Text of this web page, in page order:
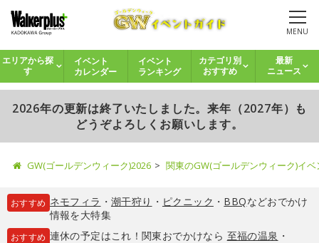
MENU
エリアから探
す
イベント
カレンダー
イベント
ランキング
カテゴリ別
おすすめ
最新
ニュース
2026年の更新は終了いたしました。来年（2027年）も
どうぞよろしくお願いします。
GW(ゴールデンウィーク)2026 関東のGW(ゴールデンウィーク)イ
おすすめ ネモフィラ ・ 潮干狩り ・ ピクニック ・ BBQなどおでかけ
情報を大特集
おすすめ 連休の予定はこれ！関東おでかけなら 至福の温泉 ・